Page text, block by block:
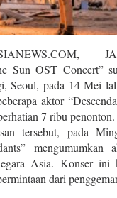
d
o
n
e
i
a
T
e
m
a
s
u
Sun OST Concert”
Seoul, pada 14 Mei
aktor
7 ribu penonton.
tersebut, pada
mengumumkan
Asia. Konser ini
dari